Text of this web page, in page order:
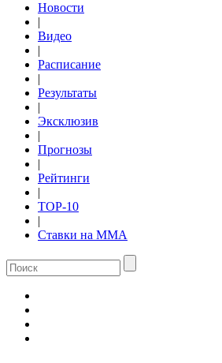
Новости
|
Видео
|
Расписание
|
Результаты
|
Эксклюзив
|
Прогнозы
|
Рейтинги
|
TOP-10
|
Ставки на ММА